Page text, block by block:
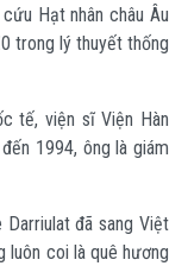
Hạt nhân châu Âu
trong lý thuyết thống
tế, viện sĩ Viện Hàn
1994, ông là giám
Darriulat đã sang Việt
luôn coi là quê hương